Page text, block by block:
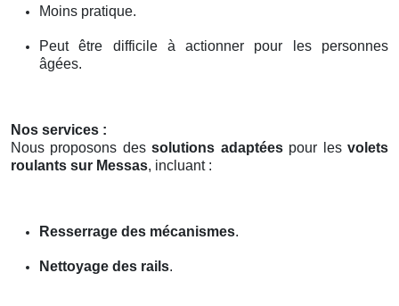
Moins pratique.
Peut être difficile à actionner pour les personnes
âgées.
Nos services :
Nous proposons dessolutions adaptéespour lesvolets
roulants sur Messas, incluant :
Resserrage des mécanismes.
Nettoyage des rails.